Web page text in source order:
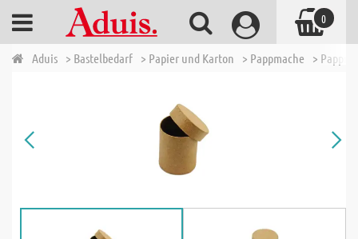
Aduis > Bastelbedarf > Papier und Karton > Pappmache >
0